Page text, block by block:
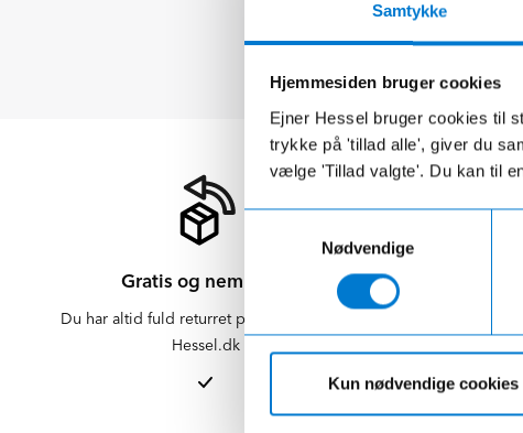
Samtykke
Hjemmesiden bruger cookies
Ejner Hessel bruger cookies til
trykke på 'tillad alle', giver du
vælge 'Tillad valgte'. Du kan til
Nødvendige
Kun nødvendige cookies
Gratis og nem retur
Du har altid fuld returret på varer købt på
Hessel.dk